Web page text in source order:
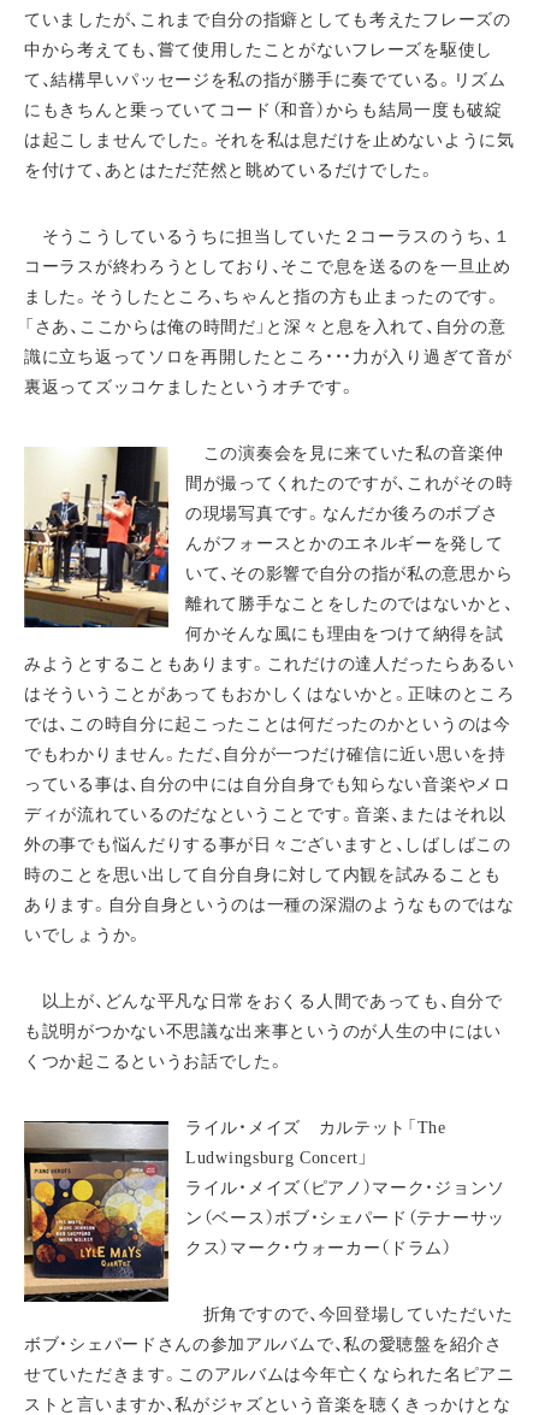
ていましたが、これまで自分の指癖としても考えたフレーズの
中から考えても、嘗て使用したことがないフレーズを駆使し
て、結構早いパッセージを私の指が勝手に奏でている。リズム
にもきちんと乗っていてコード（和音）からも結局一度も破綻
は起こしませんでした。それを私は息だけを止めないように気
を付けて、あとはただ茫然と眺めているだけでした。
そうこうしているうちに担当していた２コーラスのうち、１
コーラスが終わろうとしており、そこで息を送るのを一旦止め
ました。そうしたところ、ちゃんと指の方も止まったのです。
「さあ、ここからは俺の時間だ」と深々と息を入れて、自分の意
識に立ち返ってソロを再開したところ・・・力が入り過ぎて音が
裏返ってズッコケましたというオチです。
この演奏会を見に来ていた私の音楽仲
間が撮ってくれたのですが、これがその時
の現場写真です。なんだか後ろのボブさ
んがフォースとかのエネルギーを発して
いて、その影響で自分の指が私の意思から
離れて勝手なことをしたのではないかと、
何かそんな風にも理由をつけて納得を試
みようとすることもあります。これだけの達人だったらあるい
はそういうことがあってもおかしくはないかと。正味のところ
では、この時自分に起こったことは何だったのかというのは今
でもわかりません。ただ、自分が一つだけ確信に近い思いを持
っている事は、自分の中には自分自身でも知らない音楽やメロ
ディが流れているのだなということです。音楽、またはそれ以
外の事でも悩んだりする事が日々ございますと、しばしばこの
時のことを思い出して自分自身に対して内観を試みることも
あります。自分自身というのは一種の深淵のようなものではな
いでしょうか。
以上が、どんな平凡な日常をおくる人間であっても、自分で
も説明がつかない不思議な出来事というのが人生の中にはい
くつか起こるというお話でした。
ライル・メイズ カルテット「The
Ludwingsburg Concert」
ライル・メイズ（ピアノ）マーク・ジョンソ
ン（ベース）ボブ・シェパード（テナーサッ
クス）マーク・ウォーカー（ドラム）
折角ですので、今回登場していただいた
ボブ・シェパードさんの参加アルバムで、私の愛聴盤を紹介さ
せていただきます。このアルバムは今年亡くなられた名ピアニ
ストと言いますか、私がジャズという音楽を聴くきっかけとな